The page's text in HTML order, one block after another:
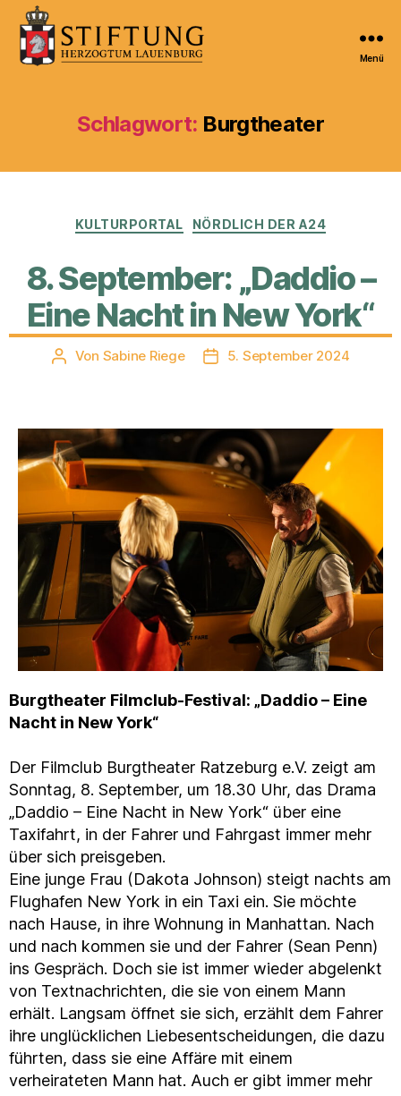
Herzogtum
Menü
Schlagwort: Burgtheater
Kategorien
KULTURPORTAL NÖRDLICH DER A24
8. September: „Daddio –
Eine Nacht in New York“
Beitragsautor
Von Sabine Riege Veröffentlichungsdatum
5. September 2024
Burgtheater Filmclub-Festival: „Daddio – Eine
Nacht in New York“
Der Filmclub Burgtheater Ratzeburg e.V. zeigt am
Sonntag, 8. September, um 18.30 Uhr, das Drama
„Daddio – Eine Nacht in New York“ über eine
Taxifahrt, in der Fahrer und Fahrgast immer mehr
über sich preisgeben.
Eine junge Frau (Dakota Johnson) steigt nachts am
Flughafen New York in ein Taxi ein. Sie möchte
nach Hause, in ihre Wohnung in Manhattan. Nach
und nach kommen sie und der Fahrer (Sean Penn)
ins Gespräch. Doch sie ist immer wieder abgelenkt
von Textnachrichten, die sie von einem Mann
erhält. Langsam öffnet sie sich, erzählt dem Fahrer
ihre unglücklichen Liebesentscheidungen, die dazu
führten, dass sie eine Affäre mit einem
verheirateten Mann hat. Auch er gibt immer mehr